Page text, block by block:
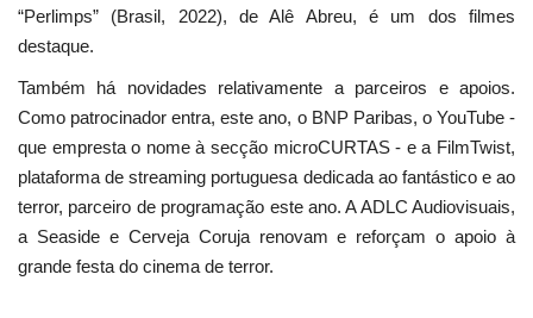
“Perlimps” (Brasil, 2022), de Alê Abreu, é um dos filmes
destaque.
Também há novidades relativamente a parceiros e apoios.
Como patrocinador entra, este ano, o BNP Paribas, o YouTube -
que empresta o nome à secção microCURTAS - e a FilmTwist,
plataforma de streaming portuguesa dedicada ao fantástico e ao
terror, parceiro de programação este ano. A ADLC Audiovisuais,
a Seaside e Cerveja Coruja renovam e reforçam o apoio à
grande festa do cinema de terror.